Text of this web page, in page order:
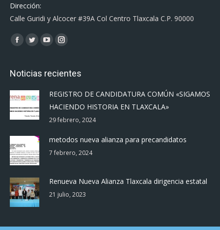
Dirección:
Calle Guridi y Alcocer #39A Col Centro Tlaxcala C.P. 90000
Encuéntranos en:
Facebook
opens
new
window
Twitter
opens
new
window
YouTube
opens
new
window
Instagram
opens
new
window
Noticias recientes
REGISTRO DE CANDIDATURA COMÚN «SIGAMOS
HACIENDO HISTORIA EN TLAXCALA»
29 febrero, 2024
metodos nueva alianza para precandidatos
7 febrero, 2024
Renueva Nueva Alianza Tlaxcala dirigencia estatal
21 julio, 2023